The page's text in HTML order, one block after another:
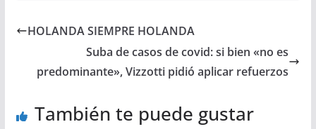
HOLANDA SIEMPRE HOLANDA
Suba de casos de covid: si bien «no es
predominante», Vizzotti pidió aplicar refuerzos
También te puede gustar